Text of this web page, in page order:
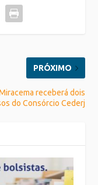
PRÓXIMO
receberá dois
do Consórcio Cederj